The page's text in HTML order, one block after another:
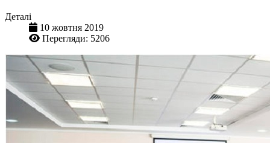
Деталі
10 жовтня 2019
Перегляди: 5206